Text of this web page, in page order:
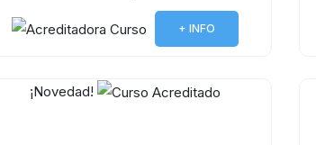
+ INFO
¡Novedad!